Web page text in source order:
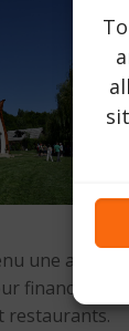
une
financer le
restaurants.